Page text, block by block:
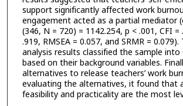
support significantly affected work
engagement acted as a partial mediator
(346, N = 720) = 1142.254, p < .001, CFI =
.919, RMSEA = 0.057, and SRMR =
analysis results classified the sample into
based on their background variables.
alternatives to release teachers’ work
evaluating the alternatives, it found that
feasibility and practicality are the most